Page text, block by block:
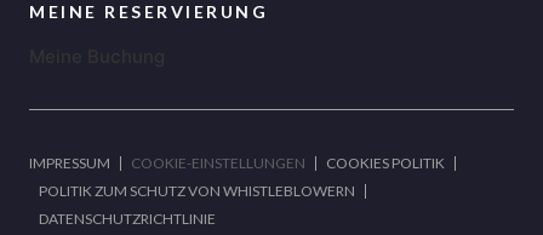
MEINE RESERVIERUNG
IMPRESSUM COOKIE-EINSTELLUNGEN
COOKIES POLITIK
POLITIK ZUM SCHUTZ VON WHISTLEBLOWERN
DATENSCHUTZRICHTLINIE